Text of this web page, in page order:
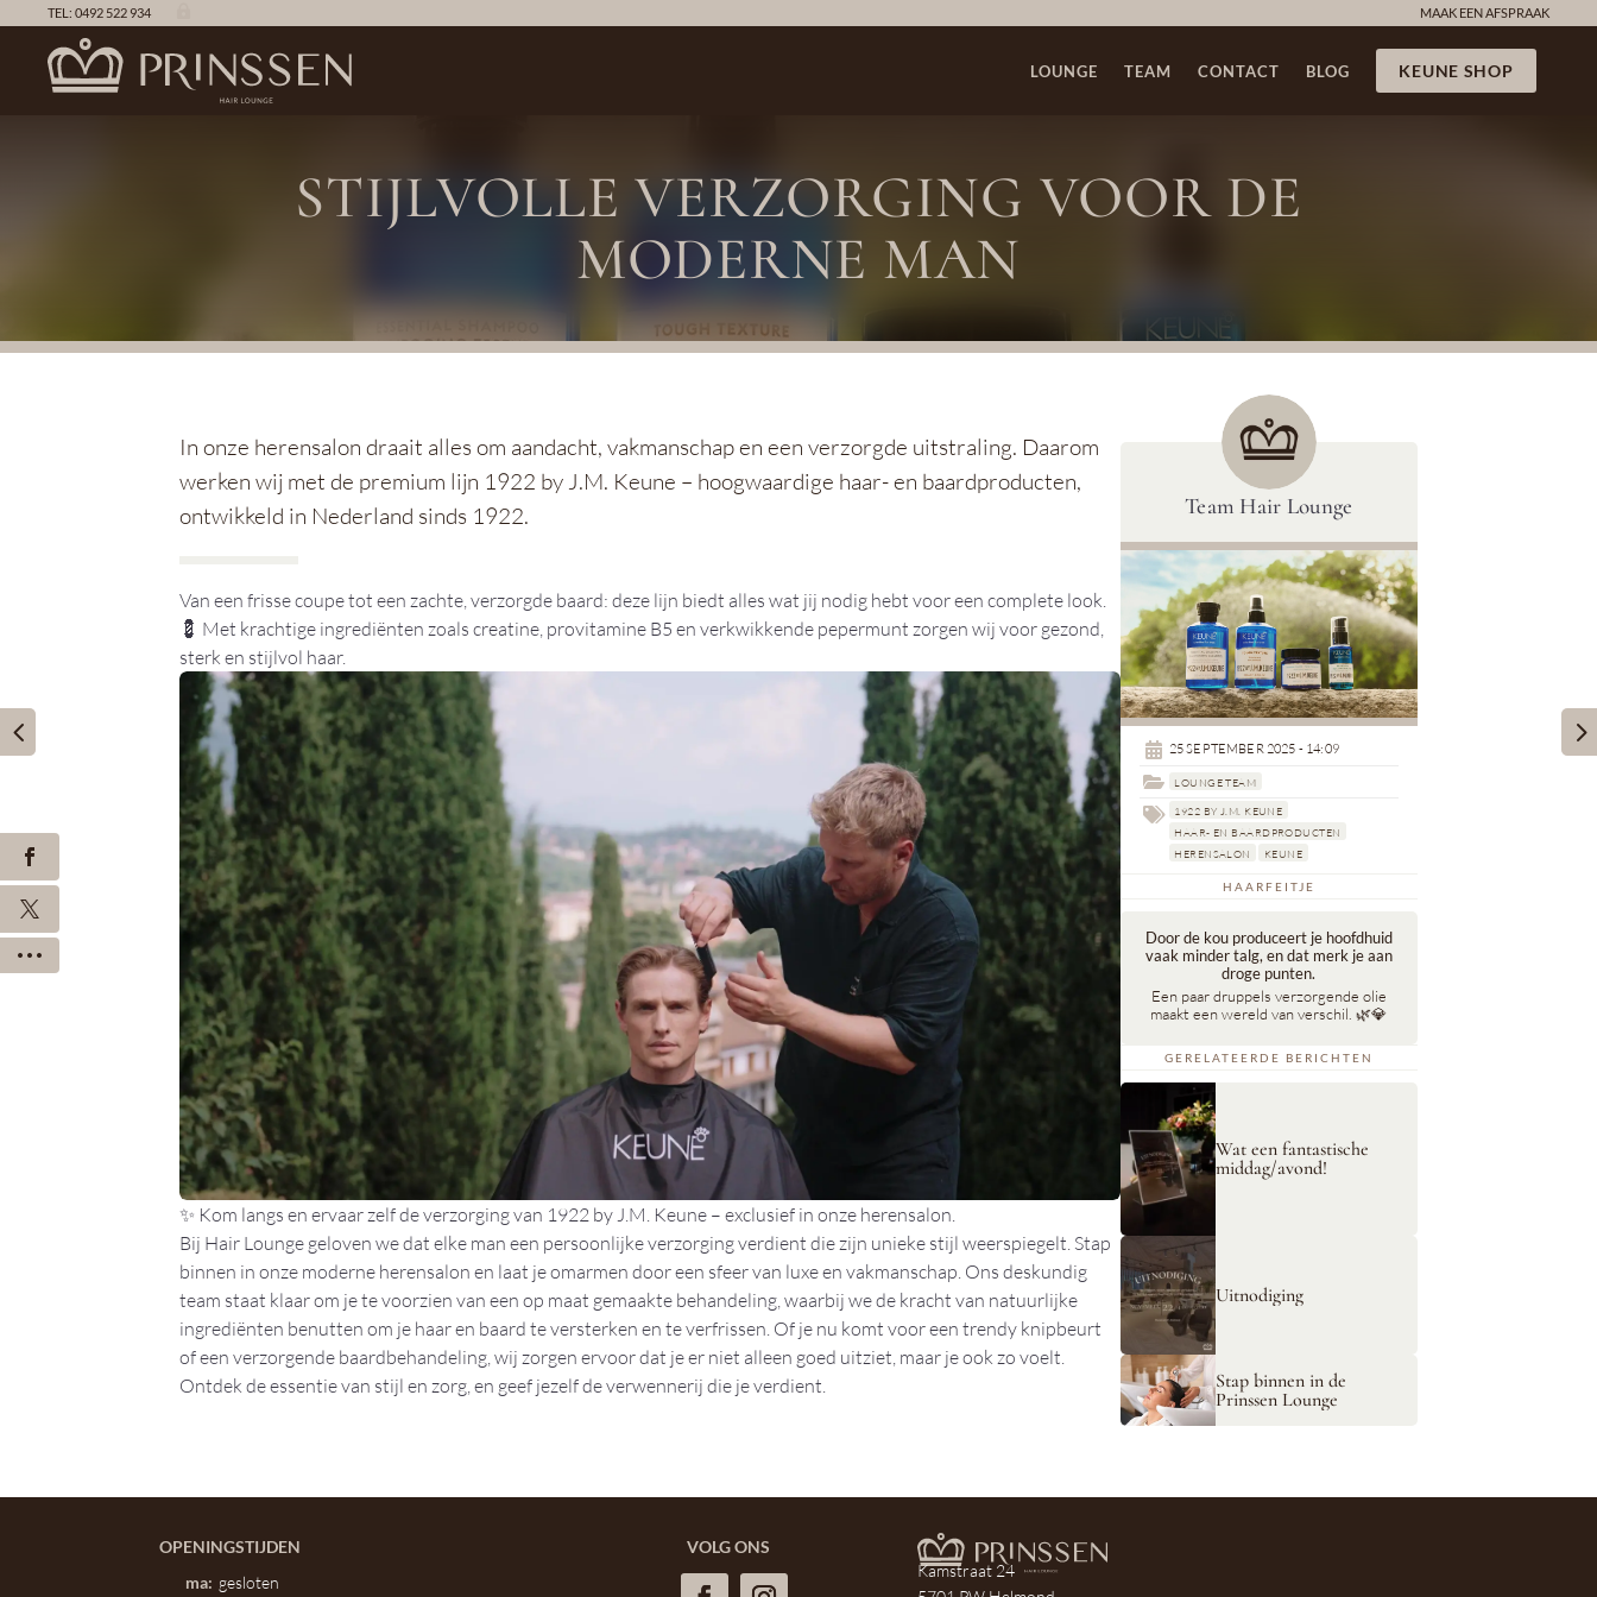
MAAK EEN AFSPRAAK
TEL: 0492 522 934
LOUNGE TEAM CONTACT BLOG KEUNE SHOP
STIJLVOLLE VERZORGING VOOR DE
MODERNE MAN
In onze herensalon draait alles om aandacht, vakmanschap en een verzorgde uitstraling. Daarom
werken wij met de premium lijn 1922 by J.M. Keune – hoogwaardige haar- en baardproducten,
ontwikkeld in Nederland sinds 1922.
Van een frisse coupe tot een zachte, verzorgde baard: deze lijn biedt alles wat jij nodig hebt voor een complete look.
💈 Met krachtige ingrediënten zoals creatine, provitamine B5 en verkwikkende pepermunt zorgen wij voor gezond,
sterk en stijlvol haar.
✨ Kom langs en ervaar zelf de verzorging van 1922 by J.M. Keune – exclusief in onze herensalon.
Bij Hair Lounge geloven we dat elke man een persoonlijke verzorging verdient die zijn unieke stijl weerspiegelt. Stap
binnen in onze moderne herensalon en laat je omarmen door een sfeer van luxe en vakmanschap. Ons deskundig
team staat klaar om je te voorzien van een op maat gemaakte behandeling, waarbij we de kracht van natuurlijke
ingrediënten benutten om je haar en baard te versterken en te verfrissen. Of je nu komt voor een trendy knipbeurt
of een verzorgende baardbehandeling, wij zorgen ervoor dat je er niet alleen goed uitziet, maar je ook zo voelt.
Ontdek de essentie van stijl en zorg, en geef jezelf de verwennerij die je verdient.
Team Hair Lounge
 25 SEPTEMBER 2025 - 14:09
 LOUNGE TEAM

1922 BY J.M. KEUNE
HAAR- EN BAARDPRODUCTEN
HERENSALON
KEUNE
HAARFEITJE
Door de kou produceert je hoofdhuid
vaak minder talg, en dat merk je aan
droge punten.
Een paar druppels verzorgende olie
maakt een wereld van verschil. 🌿💎
GERELATEERDE BERICHTEN
Wat een fantastische
middag/avond!
Uitnodiging
Stap binnen in de
Prinssen Lounge
OPENINGSTIJDEN
ma: gesloten
VOLG ONS
Kamstraat 24